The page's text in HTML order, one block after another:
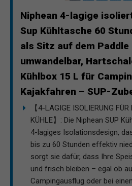
Niphean 4-lagige
Sup Kühltasche 60
als Sitz auf dem Paddle
umwandelbar,
Kühlbox 15 L für
Kajakfahren – SUP-
【4-LAGIGE ISOLIERUNG
KÜHLE】: Die Niphean SUP
4-lagiges Isolationsdesign,
bis zu 60 Stunden effektiv
sorgt sie dafür, dass Ihre
und frisch bleiben – egal ob
Campingausflug oder bei